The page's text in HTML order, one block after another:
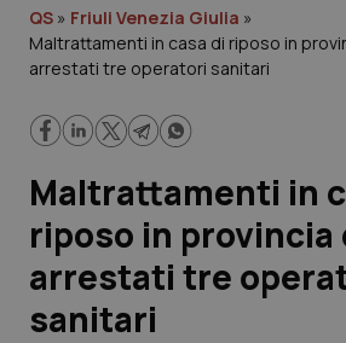
Governo e Parlamento
Regioni e Asl
Lavoro e Professioni
Scienza e Farmaci
Studi e Analisi
QS » Friuli Venezia Giulia »
Maltrattamenti in casa di riposo in
arrestati tre operatori sanitari
Maltrattamenti in
riposo in provincia
arrestati tre
sanitari